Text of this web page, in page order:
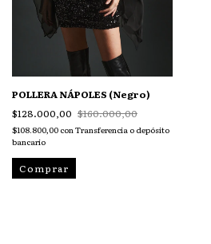
POLLERA NÁPOLES (Negro)
$128.000,00 $160.000,00
$108.800,00 conTransferencia o depósito
bancario
Comprar